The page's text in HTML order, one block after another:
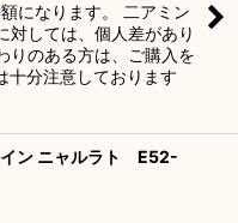
になります。 二アミン
対しては、個人差があり
りのある方は、ご購入を
分注意しております
イン ニャルラト E52-